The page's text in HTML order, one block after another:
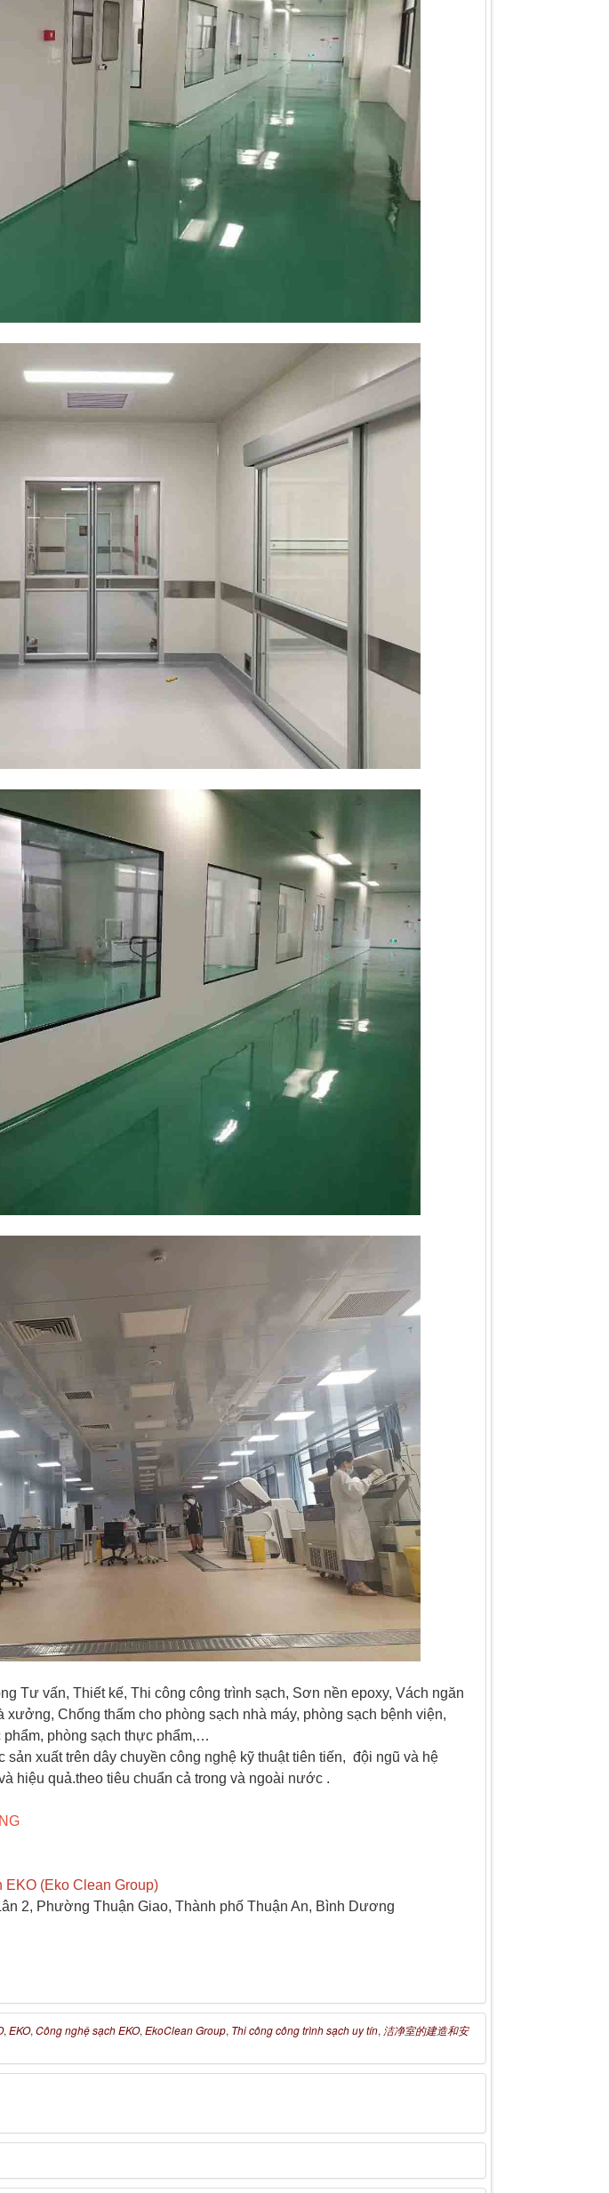
Tư vấn, Thiết kế, Thi công công trình sạch, Sơn nền epoxy, Vách ngăn
xưởng, Chống thấm cho phòng sạch nhà máy, phòng sạch bệnh viện,
phòng sạch thực phẩm,…
xuất trên dây chuyền công nghệ kỹ thuật tiên tiến, đội ngũ và hệ
hiệu quả.theo tiêu chuẩn cả trong và ngoài nước .
(Eko Clean Group)
2, Phường Thuận Giao, Thành phố Thuận An, Bình Dương
, EKO, Công nghệ sạch EKO, EkoClean Group, Thi công công trình sạch uy tín, 洁净室的建造和安